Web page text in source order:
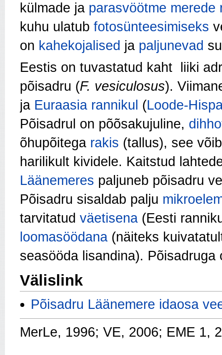
külmade ja parasvöötme merede
kuhu ulatub fotosünteesimiseks
on kahekojalised ja paljunevad
Eestis on tuvastatud kaht liiki
põisadru (F. vesiculosus).
ja Euraasia rannikul (Loode-
Põisadrul on põõsakujuline,
õhupõitega rakis (tallus), see
harilikult kividele. Kaitstud
Läänemeres paljuneb põisadru
Põisadru sisaldab palju
tarvitatud väetisena (Eesti
loomasöödana (näiteks
seasööda lisandina).
Välislink
Põisadru Läänemere idaosa
MerLe, 1996; VE, 2006; EME 1,